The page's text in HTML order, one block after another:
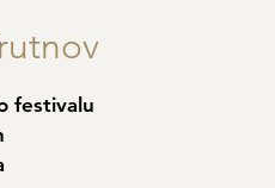
festivalu